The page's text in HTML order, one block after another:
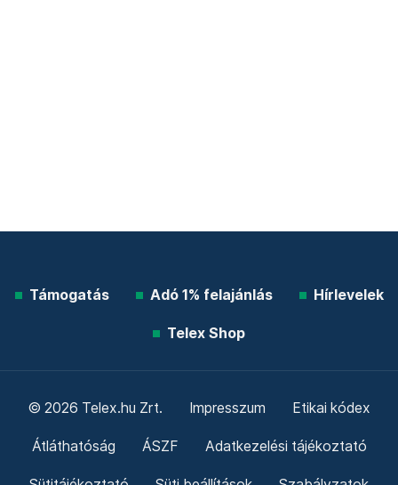
Támogatás Adó 1% felajánlás Hírlevelek
Telex Shop
© 2026 Telex.hu Zrt. Impresszum Etikai kódex
Átláthatóság ÁSZF Adatkezelési tájékoztató